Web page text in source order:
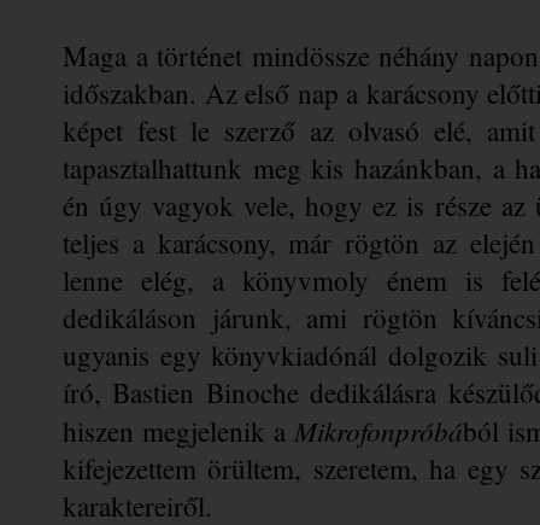
Maga a történet mindössze néhány
időszakban. Az első nap a karácsony
képet fest le szerző az olvasó elé,
tapasztalhattunk meg kis hazánkban, a
én úgy vagyok vele, hogy ez is része
teljes a karácsony, már rögtön az
lenne elég, a könyvmoly énem is
dedikáláson járunk, ami rögtön
ugyanis egy könyvkiadónál dolgozik
író, Bastien Binoche dedikálásra
hiszen megjelenik a Mikrofonpróbából
kifejezettem örültem, szeretem, ha egy
karaktereiről.